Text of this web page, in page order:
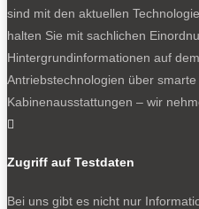
sind mit den aktuellen
halten Sie mit sachlichen
Hintergrundinformationen auf
Antriebstechnologien über
Kabinenausstattungen – wir

Zugriff auf Testdaten
Bei uns gibt es nicht nur